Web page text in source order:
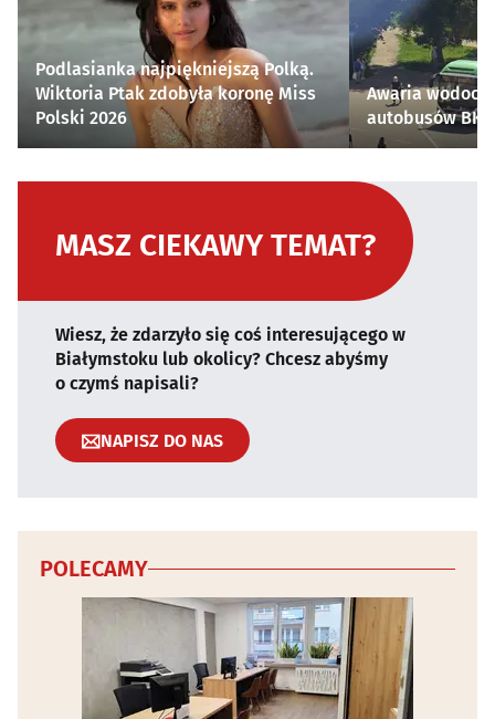
Podlasianka najpiękniejszą Polką.
Wiktoria Ptak zdobyła koronę Miss
Polski 2026
Awaria
autobusów
MASZ CIEKAWY TEMAT?
Wiesz, że zdarzyło się coś interesującego w
Białymstoku lub okolicy? Chcesz abyśmy
o czymś napisali?
NAPISZ DO NAS
POLECAMY